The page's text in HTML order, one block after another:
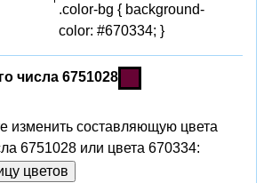
.color-bg { background-
color: #670334; }
числа 6751028
изменить составляющую цвета
6751028 или цвета 670334:
цветов